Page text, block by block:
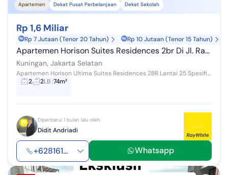
Apartemen Dekat Pusat Perbelanjaan Dekat Sekolah
Rp 1,6 Miliar
Rp 7 Jutaan (Tenor 20 Tahun) Rp 10 Jutaan (Tenor 15 Tahun)
Apartemen Horison Suites Residences 2br Di Jl. Rasuna Said Jaksel
Kuningan, Jakarta Selatan
Apartemen Horison Ultima Suites Residences 2BR Lantai 25 Spesifikasi : Luas 74 m2 Orientasi Hadap Selatan Ruang Tamu Ruang Makan 2 Kamar...
2
2LB:74m²
Diperbarui 1 bulan lalu oleh
Didit Andriadi
+628161... Whatsapp